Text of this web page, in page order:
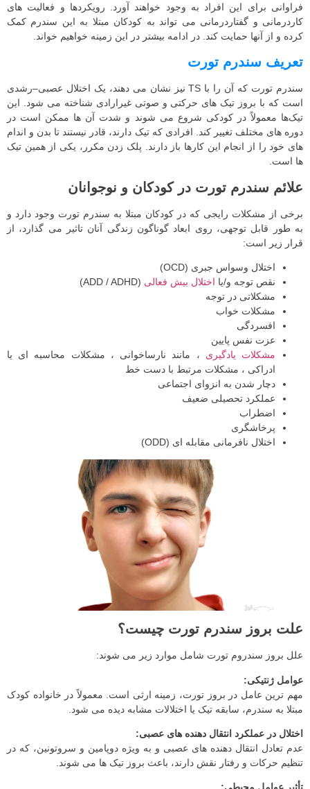
فراوانی برای این افراد به وجود خواهند آورد. رویکردها و فعالیت های
کاردرمانی و گفتاردرمانی می تواند به کودکان مبتلا به این سندرم کمک
کرده و از آنها حمایت کند. در ادامه بیشتر در این زمینه خواهیم خواند.
تعریف سندرم تورت
سندرم تورت که آن را با TS نیز نشان می دهند، یک اختلال عصبی–رشدی
است که با بروز تیک‌ های حرکتی و صوتی غیرارادی شناخته می‌ شود. این
تیک‌ها معمولاً در کودکی شروع می‌ شوند و شدت آن‌ ها ممکن است در
دوره‌ های مختلف تغییر کند. افرادی که تیک دارند، قادر نیستند تا بدن و اندام
های خود را از انجام این کارها باز دارند. پلک زدن مکرر، یکی از همین تیک
ها است.
علائم سندرم تورت در کودکان و نوجوانان
برخی از مشکلات رایجی که در کودکان مبتلا به سندرم تورت وجود دارد و
به طور قابل توجهی، روی ابعاد گوناگون زندگی آنان تاثیر می گذارد، از
قرار زیر است:
اختلال وسواس جبری (OCD)
نقص توجه و/یا اختلال بیش فعالی (ADD / ADHD)
مشکلاتی در توجه
مشکلات خواب
افسردگی
عزت نفس پایین
مشکلات یادگیری ، مانند نارساخوانی ، مشکلات محاسبه ای یا
ادراکی ، مشکلات مرتبط با دست خط
دچار شدن به انزوای اجتماعی
عملکرد تحصیلی ضعیف
اضطراب
پرخاشگری
اختلال نافرمانی مقابله ای (ODD)
علت بروز سندرم تورت چیست؟
علل بروز سندروم تورت شامل موارد زیر می شوند:
عوامل ژنتیکی:
مهم‌ ترین عامل در بروز تورت، زمینه ارثی است. معمولاً در خانواده‌ کودک
مبتلا به سندرم، سابقه تیک‌ یا اختلالات مشابه دیده می‌ شود.
اختلال در عملکرد انتقال‌ دهنده‌ های عصبی:
عدم تعادل انتقال دهنده های عصبی و به‌ ویژه دوپامین و سروتونین، که در
تنظیم حرکات و رفتار نقش دارند، باعث بروز تیک‌ ها می شوند.